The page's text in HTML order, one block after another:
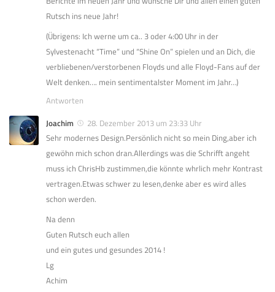
Rutsch ins neue Jahr!
(Übrigens: Ich werne um ca.. 3 oder 4:00 Uhr in der
Sylvestenacht “Time” und “Shine On” spielen und an Dich, die
verbliebenen/verstorbenen Floyds und alle Floyd-Fans auf der
Welt denken…. mein sentimentalster Moment im Jahr…)
Antworten
Joachim
28. Dezember 2013 um 23:33 Uhr
Sehr modernes Design.Persönlich nicht so mein Ding,aber ich
gewöhn mich schon dran.Allerdings was die Schrifft angeht
muss ich ChrisHb zustimmen,die könnte whrlich mehr Kontrast
vertragen.Etwas schwer zu lesen,denke aber es wird alles
schon werden.
Na denn
Guten Rutsch euch allen
und ein gutes und gesundes 2014 !
Lg
Achim